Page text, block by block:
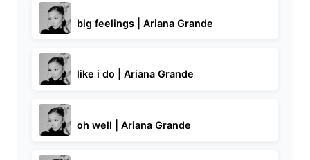
big feelings | Ariana Grande
like i do | Ariana Grande
oh well | Ariana Grande